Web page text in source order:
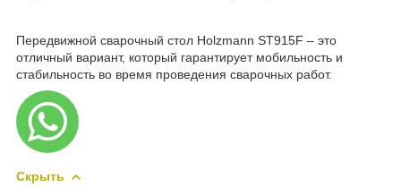
Передвижной сварочный стол Holzmann ST915F – это
отличный вариант, который гарантирует мобильность и
стабильность во время проведения сварочных работ.
Скрыть